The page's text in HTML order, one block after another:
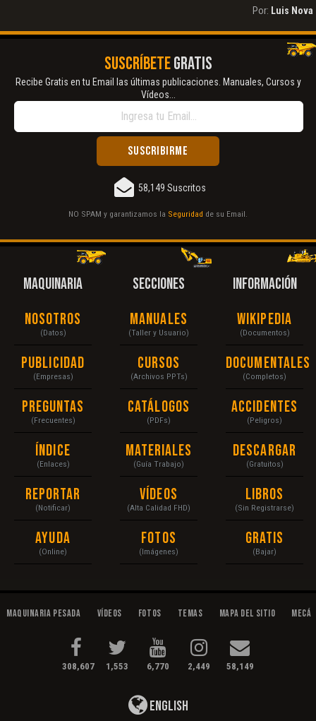
Por: Luis Nova
SUSCRÍBETEGRATIS
Recibe Gratis en tu Email las últimas publicaciones. Manuales, Cursos y
Vídeos...
58,149 Suscritos
NO SPAM y garantizamos la Seguridad de su Email.
MAQUINARIA
Nosotros
(Datos)
Publicidad
(Empresas)
Preguntas
(Frecuentes)
Índice
(Enlaces)
Reportar
(Notificar)
Ayuda
(Online)
SECCIONES
Manuales
(Taller y Usuario)
Cursos
(Archivos PPTs)
Catálogos
(PDFs)
Materiales
(Guía Trabajo)
Vídeos
(Alta Calidad FHD)
Fotos
(Imágenes)
INFORMACIÓN
Wikipedia
(Documentos)
Documentales
(Completos)
Accidentes
(Peligros)
Descargar
(Gratuitos)
Libros
(Sin Registrarse)
Gratis
(Bajar)
Maquinaria Pesada Vídeos Fotos Temas Mapa del Sitio
308,607 1,553 6,770 2,449 58,149
English